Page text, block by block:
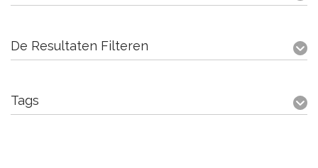
De Resultaten Filteren
Tags